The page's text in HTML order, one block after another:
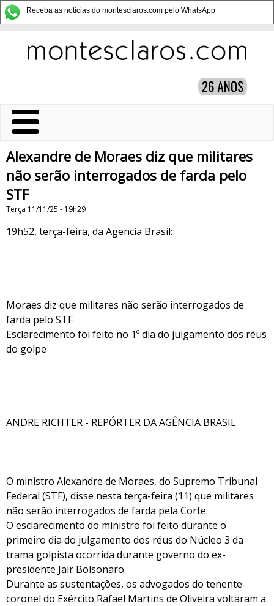
Receba as notícias do montesclaros.com pelo WhatsApp
Alexandre de Moraes diz que militares
não serão interrogados de farda pelo
STF
Terça 11/11/25 - 19h29
19h52, terça-feira, da Agencia Brasil:
Moraes diz que militares não serão interrogados de
farda pelo STF
Esclarecimento foi feito no 1º dia do julgamento dos réus
do golpe
ANDRE RICHTER - REPÓRTER DA AGÊNCIA BRASIL
O ministro Alexandre de Moraes, do Supremo Tribunal
Federal (STF), disse nesta terça-feira (11) que militares
não serão interrogados de farda pela Corte.
O esclarecimento do ministro foi feito durante o
primeiro dia do julgamento dos réus do Núcleo 3 da
trama golpista ocorrida durante governo do ex-
presidente Jair Bolsonaro.
Durante as sustentações, os advogados do tenente-
coronel do Exército Rafael Martins de Oliveira voltaram a